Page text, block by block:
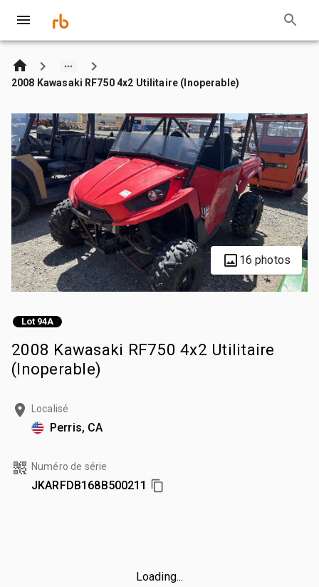
2008 Kawasaki RF750 4x2 Utilitaire (Inoperable)
16 photos
Lot 94A
2008 Kawasaki RF750 4x2 Utilitaire
(Inoperable)
Localisé
Perris, CA
Numéro de série
JKARFDB168B500211
Loading...